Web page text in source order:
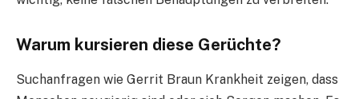
Warum kursieren diese Gerüchte?
Suchanfragen wie Gerrit Braun Krankheit zeigen, dass